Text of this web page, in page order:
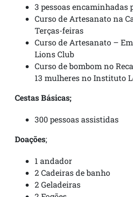
3 pessoas encaminhadas
Curso de Artesanato na
Terças-feiras
Curso de Artesanato –
Lions Club
Curso de bombom no
13 mulheres no Instituto
Cestas Básicas;
300 pessoas assistidas
Doações;
1 andador
2 Cadeiras de banho
2 Geladeiras